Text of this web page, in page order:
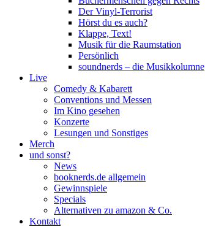
Der Vinyl-Terrorist
Hörst du es auch?
Klappe, Text!
Musik für die Raumstation
Persönlich
soundnerds – die Musikkolumne
Live
Comedy & Kabarett
Conventions und Messen
Im Kino gesehen
Konzerte
Lesungen und Sonstiges
Merch
und sonst?
News
booknerds.de allgemein
Gewinnspiele
Specials
Alternativen zu amazon & Co.
Kontakt